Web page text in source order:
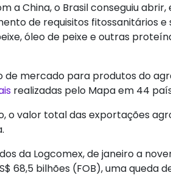
a China, o Brasil conseguiu
de requisitos fitossanitários
óleo de peixe e outras
de mercado para produtos do
realizadas pelo Mapa em 44
o valor total das exportações
da Logcomex, de janeiro a
68,5 bilhões (FOB), uma queda